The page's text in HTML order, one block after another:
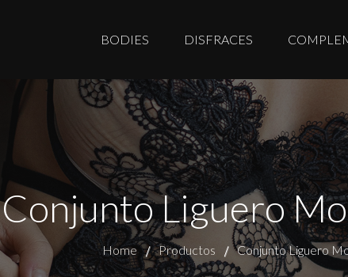
BODIES DISFRACES
Conjunto Liguero
Home Productos Conjunto Liguero